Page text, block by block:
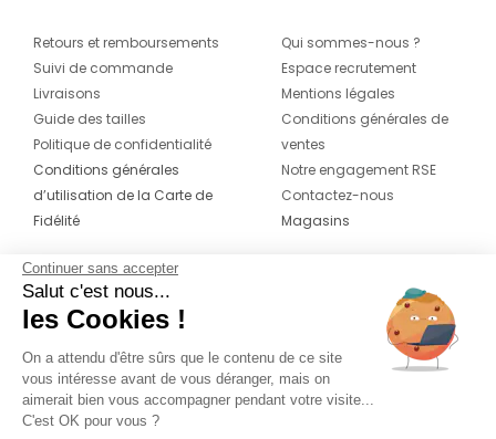
Retours et remboursements
Suivi de commande
Livraisons
Guide des tailles
Politique de confidentialité
Conditions générales
d’utilisation de la Carte de
Fidélité
Qui sommes-nous ?
Espace recrutement
Mentions légales
Conditions générales de
ventes
Notre engagement RSE
Contactez-nous
Magasins
CONTACT
04 42 20 78 42
Du lundi au jeudi de 8h30 à 16h30 & le
vendredi de 8h30 à 15h30
Continuer sans accepter
Salut c'est nous...
les Cookies !
On a attendu d'être sûrs que le contenu de ce site
vous intéresse avant de vous déranger, mais on
aimerait bien vous accompagner pendant votre visite...
C'est OK pour vous ?